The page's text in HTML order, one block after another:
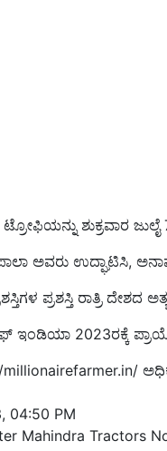
ಶುಕ್ರವಾರ ಜುಲೈ
ಅವರು ಉದ್ಘಾಟಿಸಿ,
ಪ್ರಶಸ್ತಿ ರಾತ್ರಿ ದೇಶದ
2023ರಕ್ಕೆ
millionairefarmer.in/
04:50 PM
Mahindra Tractors